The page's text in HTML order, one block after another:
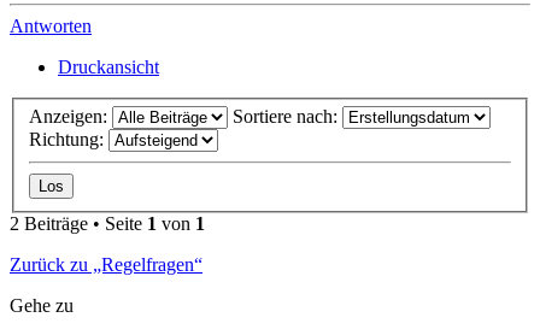
Antworten
Druckansicht
Anzeigen:
Sortiere nach:
Richtung:
2 Beiträge • Seite 1 von 1
Zurück zu „Regelfragen“
Gehe zu